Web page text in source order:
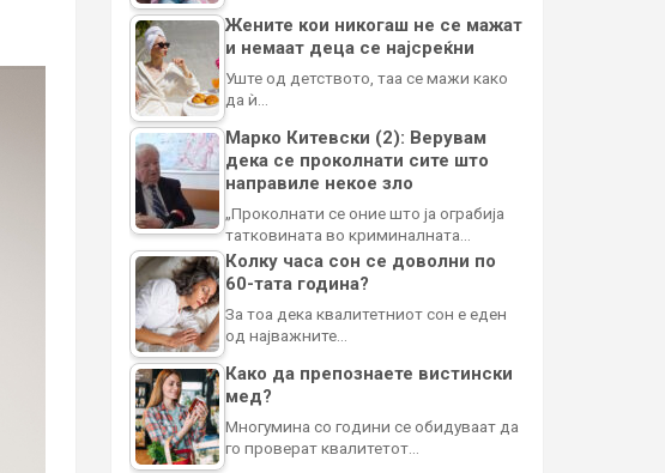
Жените кои никогаш не се мажат
и немаат деца се најсреќни
Уште од детството, таа се мажи како
да ѝ…
Марко Китевски (2): Верувам
дека се проколнати сите што
направиле некое зло
„Проколнати се оние што ја ограбија
татковината во криминалната…
Колку часа сон се доволни по
60-тата година?
За тоа дека квалитетниот сон е еден
од најважните…
Како да препознаете вистински
мед?
Многумина со години се обидуваат да
го проверат квалитетот…